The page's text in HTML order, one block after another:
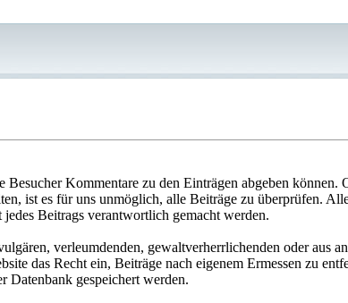
Kommentare zu den Einträgen abgeben
ist es für uns unmöglich, alle Beiträge zu überprüfen.
Beitrags verantwortlich gemacht werden.
verleumdenden, gewaltverherrlichenden oder aus
das Recht ein, Beiträge nach eigenem Ermessen zu
Datenbank gespeichert werden.